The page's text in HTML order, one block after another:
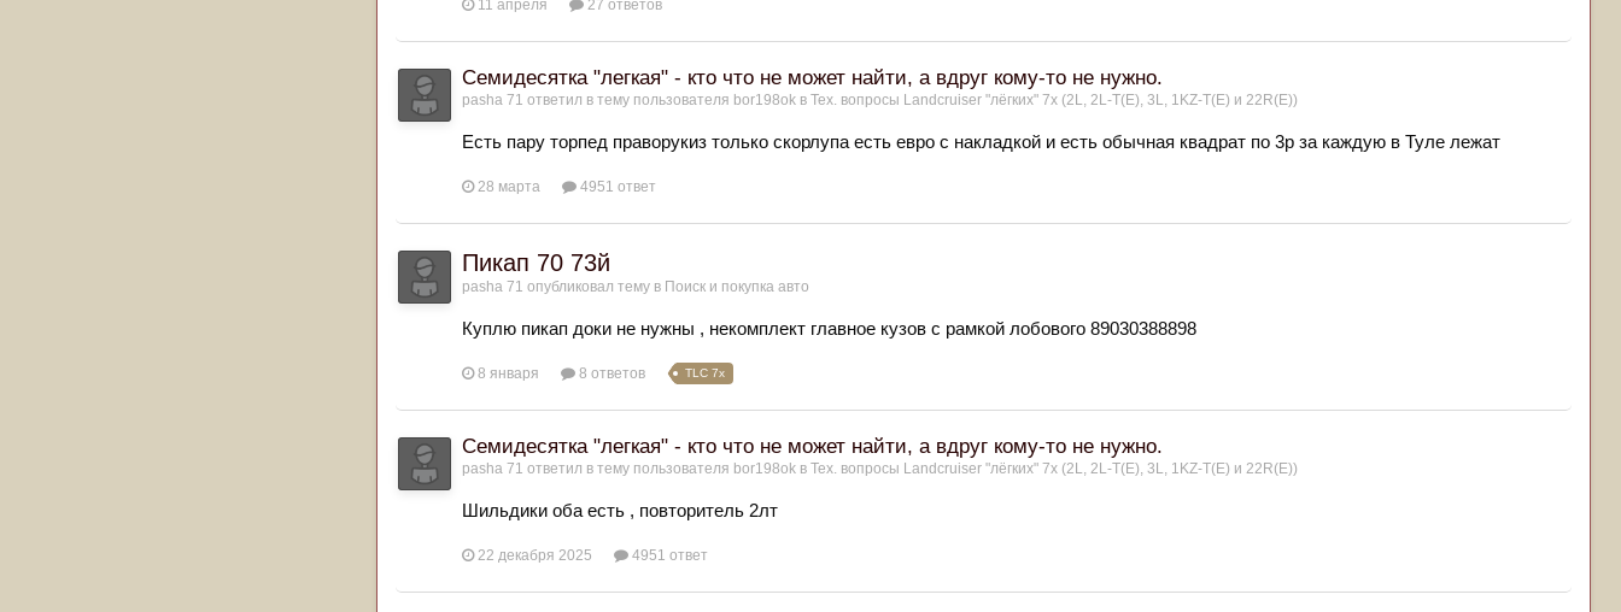
11 апреля 27 ответов
Семидесятка "легкая" - кто что не может найти, а вдруг кому-то не нужно.
pasha 71 ответил в тему пользователя bor198ok в Тех. вопросы Landcruiser "лёгких" 7x (2L, 2L-T(Е), 3L, 1KZ-T(E) и 22R(Е))
Есть пару торпед праворукиз только скорлупа есть евро с накладкой и есть обычная квадрат по 3р за каждую в Туле лежат
28 марта 4951 ответ
Пикап 70 73й
pasha 71 опубликовал тему в Поиск и покупка авто
Куплю пикап доки не нужны , некомплект главное кузов с рамкой лобового 89030388898
8 января 8 ответов TLC 7x
Семидесятка "легкая" - кто что не может найти, а вдруг кому-то не нужно.
pasha 71 ответил в тему пользователя bor198ok в Тех. вопросы Landcruiser "лёгких" 7x (2L, 2L-T(Е), 3L, 1KZ-T(E) и 22R(Е))
Шильдики оба есть , повторитель 2лт
22 декабря 2025 4951 ответ